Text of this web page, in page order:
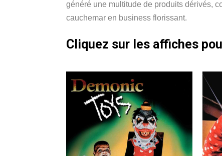
généré une multitude de produits dérivés,
cauchemar en business florissant.
Cliquez sur les affiches